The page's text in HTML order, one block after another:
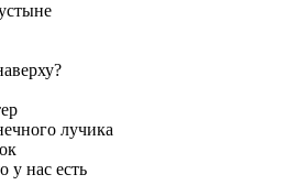
лучика
у нас есть